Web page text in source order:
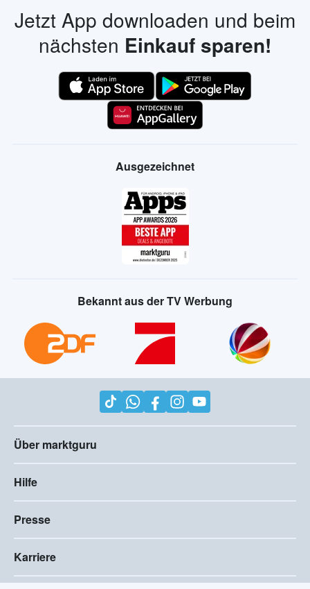
Jetzt App downloaden und beim
nächsten Einkauf sparen!
Ausgezeichnet
Bekannt aus der TV Werbung
Über marktguru
Hilfe
Presse
Karriere